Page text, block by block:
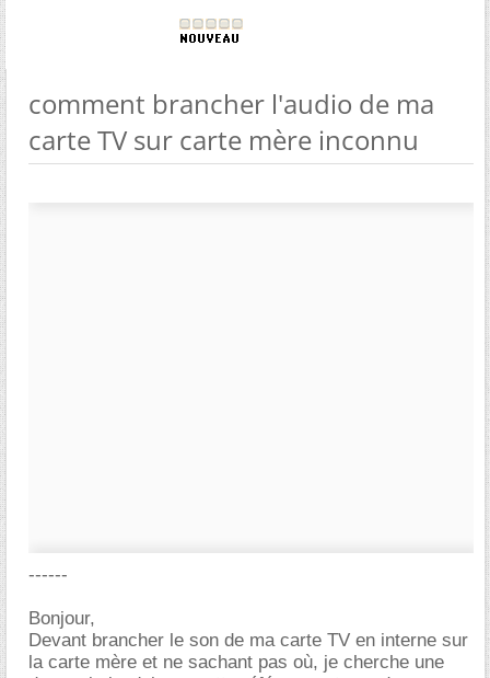
comment brancher l'audio de ma
carte TV sur carte mère inconnu
------
Bonjour,
Devant brancher le son de ma carte TV en interne sur
la carte mère et ne sachant pas où, je cherche une